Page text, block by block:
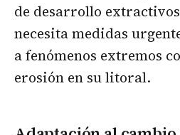
de desarrollo
necesita medidas
a fenómenos extremos
erosión en su litoral.